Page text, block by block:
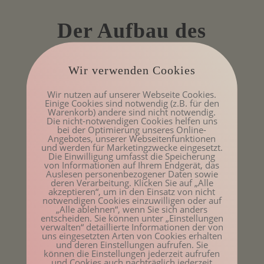
Der Aufbau des
Selbstheilung lernen
Wir verwenden Cookies
Wir nutzen auf unserer Webseite Cookies.
Einige Cookies sind notwendig (z.B. für den
Warenkorb) andere sind nicht notwendig.
Die nicht-notwendigen Cookies helfen uns
bei der Optimierung unseres Online-
Angebotes, unserer Webseitenfunktionen
und werden für Marketingzwecke eingesetzt.
Die Einwilligung umfasst die Speicherung
von Informationen auf Ihrem Endgerät, das
Auslesen personenbezogener Daten sowie
deren Verarbeitung. Klicken Sie auf „Alle
akzeptieren“, um in den Einsatz von nicht
notwendigen Cookies einzuwilligen oder auf
„Alle ablehnen“, wenn Sie sich anders
entscheiden. Sie können unter „Einstellungen
verwalten“ detaillierte Informationen der von
uns eingesetzten Arten von Cookies erhalten
und deren Einstellungen aufrufen. Sie
können die Einstellungen jederzeit aufrufen
und Cookies auch nachträglich jederzeit